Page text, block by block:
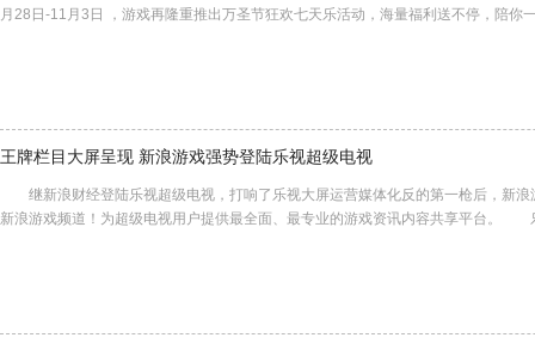
月28日-11月3日 ，游戏再隆重推出万圣节狂欢七天乐活动，海量福利送不停
王牌栏目大屏呈现 新浪游戏强势登陆乐视超级电视
继新浪财经登陆乐视超级电视，打响了乐视大屏运营媒体化反的第一枪后，新浪
新浪游戏频道！为超级电视用户提供最全面、最专业的游戏资讯内容共享平台。